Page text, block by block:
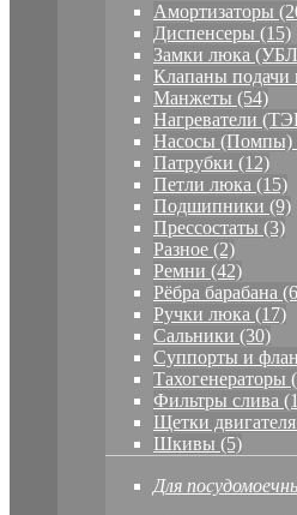
Амортизаторы
Диспенсеры (15)
Замки люка
Клапаны
Манжеты (54)
Нагреватели
Насосы (Помпы)
Патрубки (12)
Петли люка (15)
Подшипники (9)
Прессостаты (3)
Разное (2)
Ремни (42)
Рёбра барабана
Ручки люка (17)
Сальники (30)
Суппорты и
Тахогенераторы
Фильтры слива
Щетки
Шкивы (5)
Для